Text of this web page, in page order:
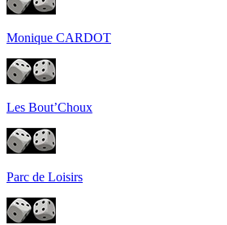
Monique CARDOT
Les Bout’Choux
Parc de Loisirs